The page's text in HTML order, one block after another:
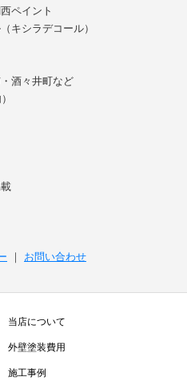
ペイント
キシラデコール）
酒々井町など
｜ お問い合わせ
当店について
外壁塗装費用
施工事例